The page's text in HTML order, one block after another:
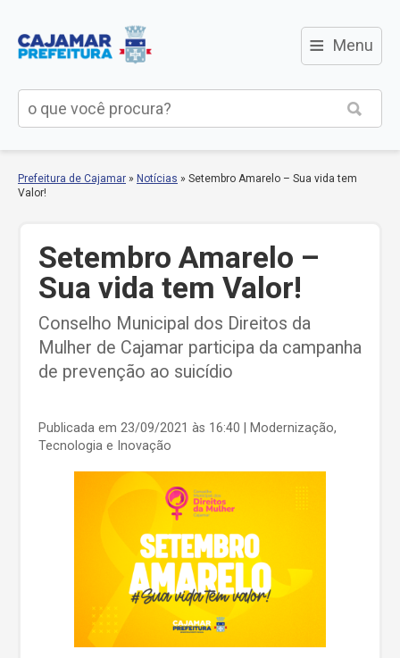
≡ Menu
Prefeitura de Cajamar » Notícias » Setembro Amarelo – Sua vida tem
Valor!
Setembro Amarelo –
Sua vida tem Valor!
Conselho Municipal dos Direitos da
Mulher de Cajamar participa da campanha
de prevenção ao suicídio
Publicada em 23/09/2021 às 16:40
| Modernização,
Tecnologia e Inovação